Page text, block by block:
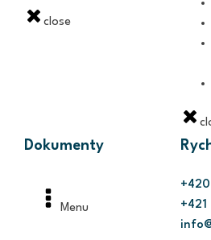
close
Dokumenty
Menu
+420